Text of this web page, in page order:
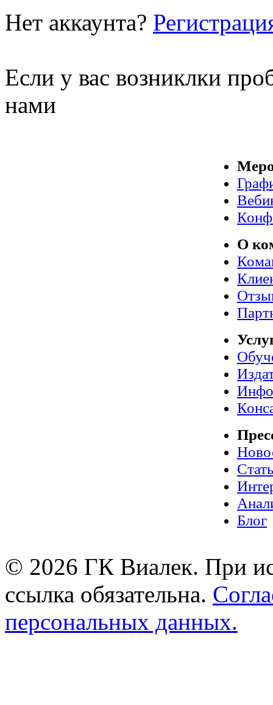
Нет аккаунта?
Если у вас возниклки
нами
О
Блог
© 2026 ГК Виалек. При
ссылка обязательна.
персональных данных.